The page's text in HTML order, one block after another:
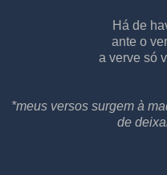
Há de
ante o
a verve só
*meus versos surgem à
de